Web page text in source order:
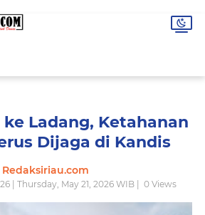
Ladang, Ketahanan
Dijaga di Kandis
Redaksiriau.com
| Thursday, May 21, 2026 WIB | 0Views